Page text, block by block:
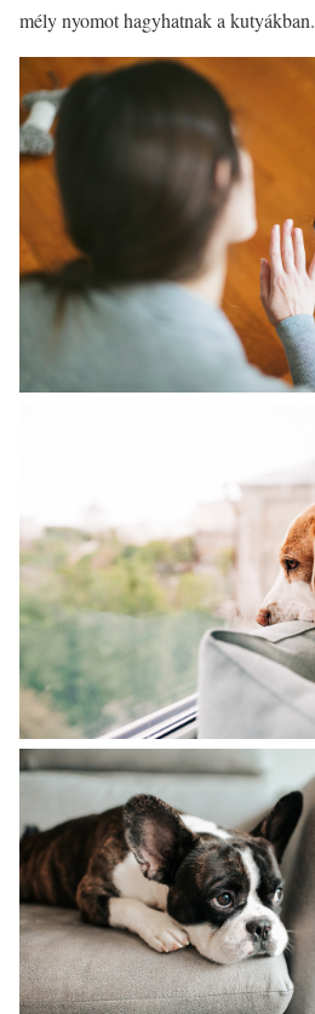
mély nyomot hagyhatnak a kutyákban.